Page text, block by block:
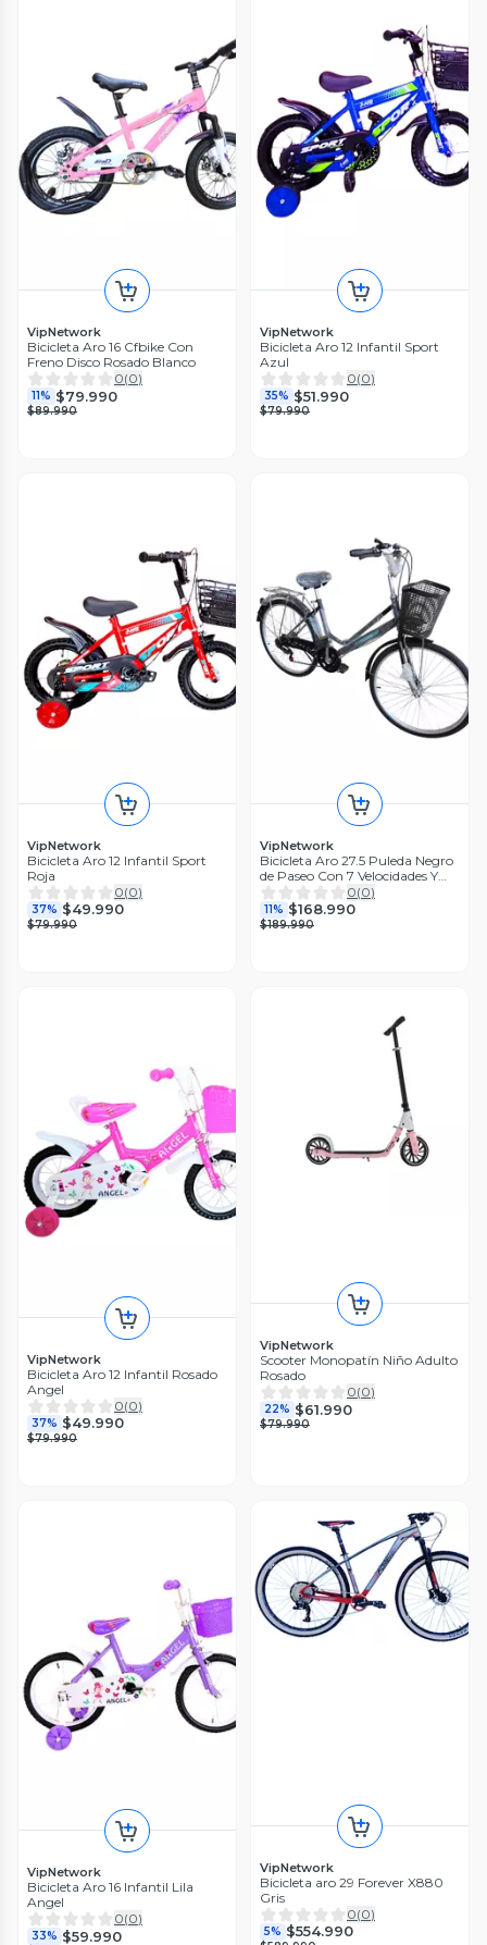
VipNetwork
Bicicleta Aro 16 Cfbike Con
Freno Disco Rosado Blanco
0(0)
11% $79.990
$89.990
VipNetwork
Bicicleta Aro 12 Infantil Sport
Azul
0(0)
35% $51.990
$79.990
VipNetwork
Bicicleta Aro 12 Infantil Sport
Roja
0(0)
37% $49.990
$79.990
VipNetwork
Bicicleta Aro 27.5 Puleda Negro
de Paseo Con 7 Velocidades Y
Freno Disco
0(0)
11% $168.990
$189.990
VipNetwork
Bicicleta Aro 12 Infantil Rosado
Angel
0(0)
37% $49.990
$79.990
VipNetwork
Scooter Monopatín Niño Adulto
Rosado
0(0)
22% $61.990
$79.990
VipNetwork
Bicicleta Aro 16 Infantil Lila
Angel
0(0)
33% $59.990
VipNetwork
Bicicleta aro 29 Forever X880
Gris
0(0)
5% $554.990